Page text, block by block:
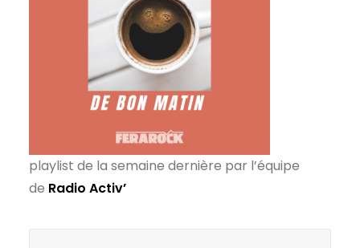
playlist de la semaine dernière par l’équipe
de Radio Activ’